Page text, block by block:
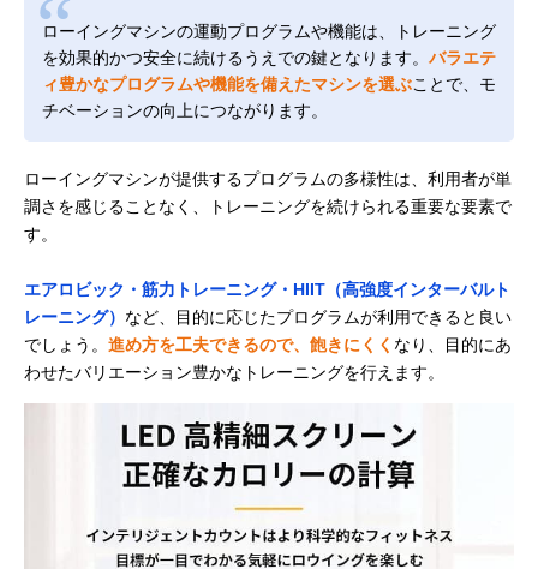
ローイングマシンの運動プログラムや機能は、トレーニング
を効果的かつ安全に続けるうえでの鍵となります。 バラエテ
ィ豊かなプログラムや機能を備えたマシンを選ぶことで、モ
チベーションの向上につながります。
ローイングマシンが提供するプログラムの多様性は、利用者が単
調さを感じることなく、トレーニングを続けられる重要な要素で
す。
エアロビック・筋力トレーニング・HIIT（高強度インターバルト
レーニング） など、目的に応じたプログラムが利用できると良い
でしょう。 進め方を工夫できるので、飽きにくく なり、目的にあ
わせたバリエーション豊かなトレーニングを行えます。